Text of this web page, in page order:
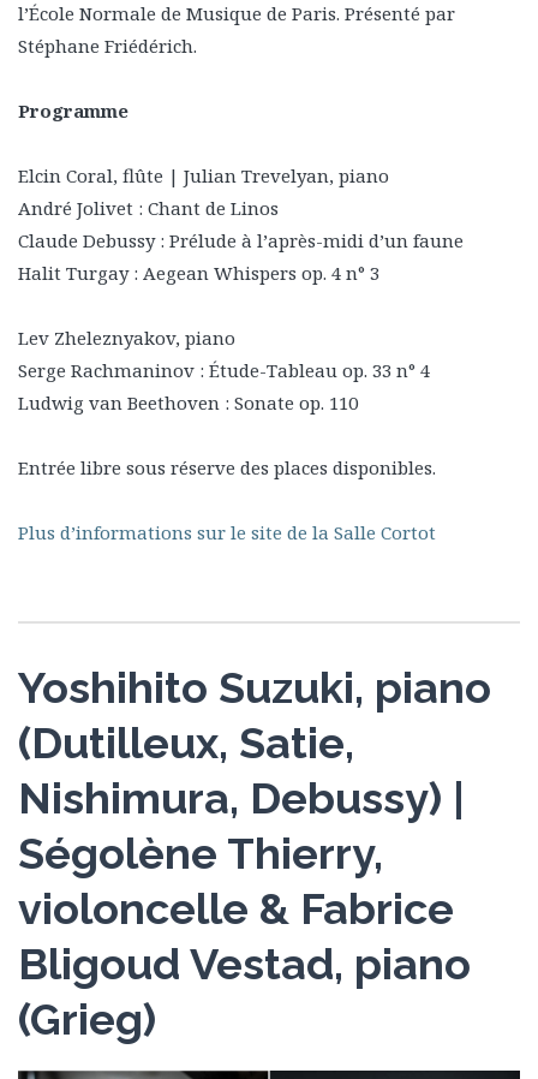
l’École Normale de Musique de Paris. Présenté par
Stéphane Friédérich.
Programme
Elcin Coral, flûte | Julian Trevelyan, piano
André Jolivet : Chant de Linos
Claude Debussy : Prélude à l’après-midi d’un faune
Halit Turgay : Aegean Whispers op. 4 n° 3
Lev Zheleznyakov, piano
Serge Rachmaninov : Étude-Tableau op. 33 n° 4
Ludwig van Beethoven : Sonate op. 110
Entrée libre sous réserve des places disponibles.
Plus d’informations sur le site de la Salle Cortot
Yoshihito Suzuki, piano
(Dutilleux, Satie,
Nishimura, Debussy) |
Ségolène Thierry,
violoncelle & Fabrice
Bligoud Vestad, piano
(Grieg)